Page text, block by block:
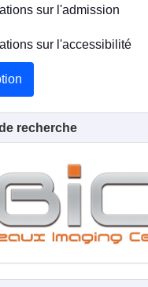
sur l'admission
sur l'accessibilité
recherche